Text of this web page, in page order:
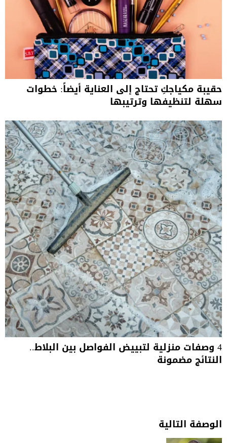
حقيبة مكياجكِ تحتاج إلى العناية أيضاً: خطوات
سهلة لتنظيفها وترتيبها
4 وصفات منزلية لتبييض الفواصل بين البلاط..
النتائج مضمونة
الوصفة التالية